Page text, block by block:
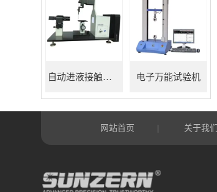
自动进液接触角测量仪 电子万能试验机
网站首页 关于我们